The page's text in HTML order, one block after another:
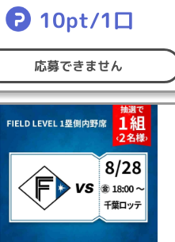
項】
ンペーンは予告なく変更・
体験等のイベントは実施内
の方は、保護者の方の同意
ンペーン応募に関する通信
等ができない場合でも当社
賞品に応募された場合は、
税込～）が発生します。
追加した場合でも、同一の
10pt/1口
応募できません